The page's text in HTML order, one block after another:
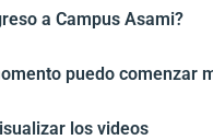
a Campus Asami?
puedo comenzar
los videos